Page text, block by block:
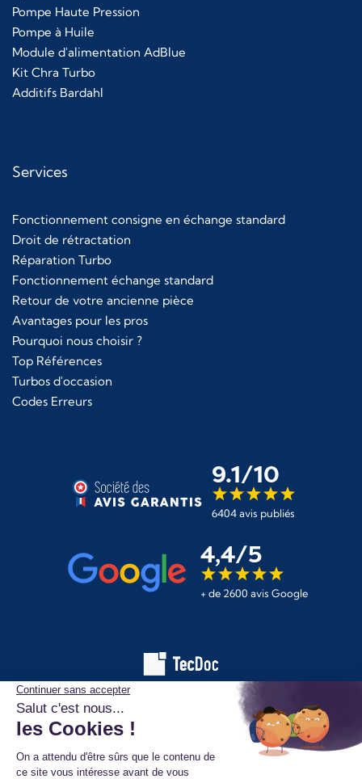
Pompe Haute Pression
Pompe à Huile
Module d'alimentation AdBlue
Kit Chra Turbo
Additifs Bardahl
Services
Fonctionnement consigne en échange standard
Droit de rétractation
Réparation Turbo
Fonctionnement échange standard
Retour de votre ancienne pièce
Avantages pour les pros
Pourquoi nous choisir ?
Top Références
Turbos d'occasion
Codes Erreurs
9.1/10
6404 avis publiés
4,4/5
+ de 2600 avis Google
Les informations affichées sur ce site de pièces automobiles
proviennent de la base de données TecDoc. Elles sont protégées
par le droit d’auteur et ne peuvent en aucun cas être copiées,
reproduites, utilisées ou diffusées sans l’autorisation préalable de
TecAlliance. Toute utilisation non autorisée constitue une infraction